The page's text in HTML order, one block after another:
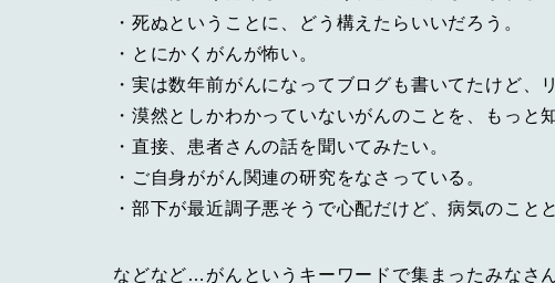
・死ぬということに、どう構えたらいいだろう。
・とにかくがんが怖い。
・実は数年前がんになってブログも書いてたけど、
・漠然としかわかっていないがんのことを、もっと
・直接、患者さんの話を聞いてみたい。
・ご自身ががん関連の研究をなさっている。
・部下が最近調子悪そうで心配だけど、病気のこと
などなど…がんというキーワードで集まったみなさ